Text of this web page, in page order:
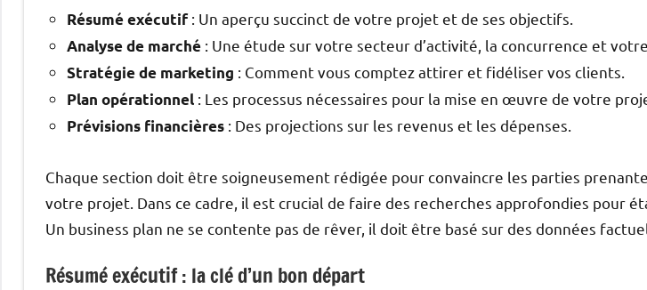
Résumé exécutif: Un aperçu succinct de votre projet et de ses objectifs.
Analyse de marché : Une étude sur votre secteur d’activité, la concurrence et
Stratégie de marketing : Comment vous comptez attirer et fidéliser vos clients.
Plan opérationnel : Les processus nécessaires pour la mise en œuvre de votre
Prévisions financières : Des projections sur les revenus et les dépenses.
Chaque section doit être soigneusement rédigée pour convaincre les parties
votre projet. Dans ce cadre, il est crucial de faire des recherches approfondies pour
Un business plan ne se contente pas de rêver, il doit être basé sur des données
Résumé exécutif : la clé d’un bon départ